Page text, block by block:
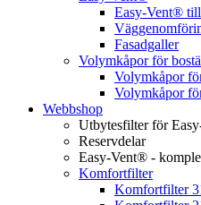
Easy-Vent®
Fasadgaller
Volymkåpor för
Volymkåpor
Volymkåpor
Webbshop
Utbytesfilter för
Reservdelar
Easy-Vent® -
Komfortfilter
Komfortfilter